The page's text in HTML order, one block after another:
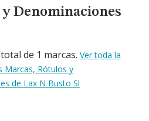
Comerciales
Denominaciones
de 1 marcas. Ver toda la
Marcas, Rótulos y
de Lax N Busto Sl